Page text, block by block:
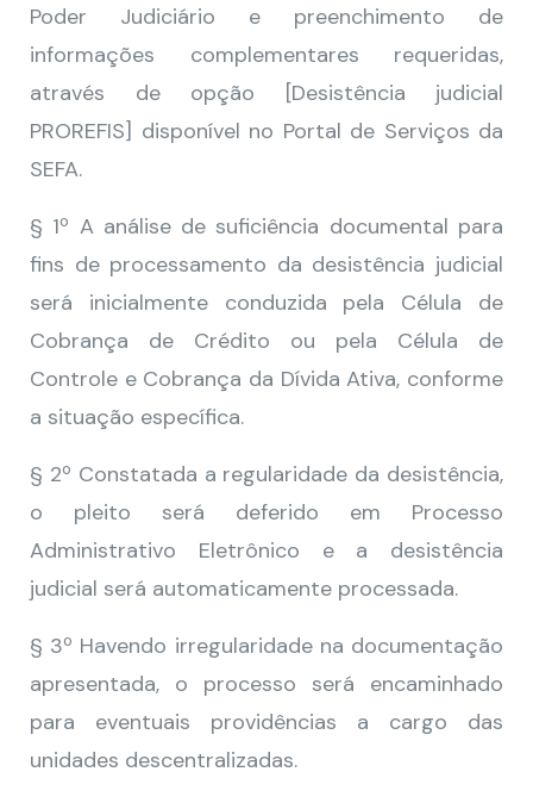
Poder Judiciário e preenchimento de
informações complementares requeridas,
através de opção [Desistência judicial
PROREFIS] disponível no Portal de Serviços da
SEFA.
§ 1º A análise de suficiência documental para
fins de processamento da desistência judicial
será inicialmente conduzida pela Célula de
Cobrança de Crédito ou pela Célula de
Controle e Cobrança da Dívida Ativa, conforme
a situação específica.
§ 2º Constatada a regularidade da desistência,
o pleito será deferido em Processo
Administrativo Eletrônico e a desistência
judicial será automaticamente processada.
§ 3º Havendo irregularidade na documentação
apresentada, o processo será encaminhado
para eventuais providências a cargo das
unidades descentralizadas.